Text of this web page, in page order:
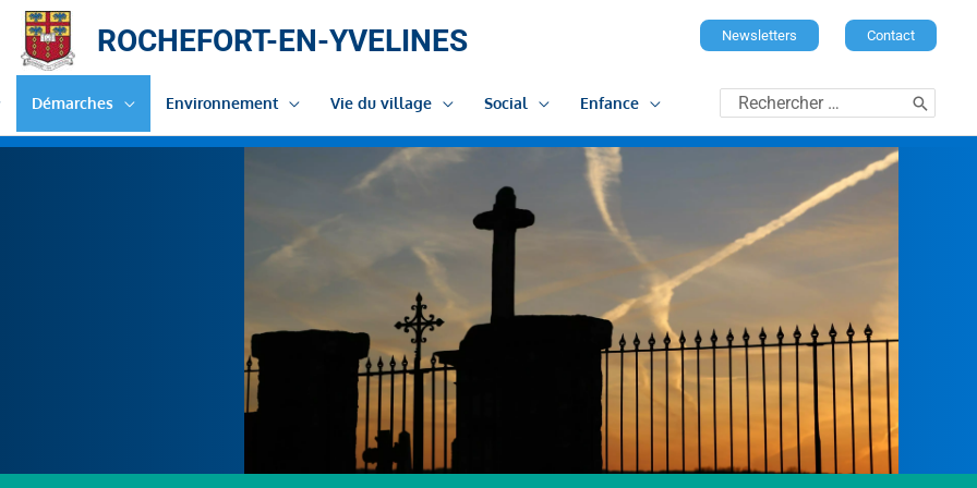
ROCHEFORT-EN-YVELINES Newsletters Contact
Démarches Environnement Vie du village Social Enfance Rechercher: